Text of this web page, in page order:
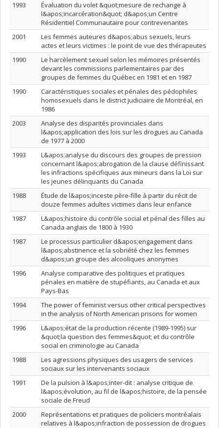
1993
Évaluation du volet &quot;mesure de rechange à
l&apos;incarcération&quot; d&apos;un Centre
Résidentiel Communautaire pour contrevenantes
2001
Les femmes auteures d&apos;abus sexuels, leurs
actes et leurs victimes : le point de vue des thérapeutes
1990
Le harcèlement sexuel selon les mémoires présentés
devant les commissions parlementaires par des
groupes de femmes du Québec en 1981 et en 1987
1990
Caractéristiques sociales et pénales des pédophiles
homosexuels dans le district judiciaire de Montréal, en
1986
2003
Analyse des disparités provinciales dans
l&apos;application des lois sur les drogues au Canada
de 1977 à 2000
1993
L&apos;analyse du discours des groupes de pression
concernant l&apos;abrogation de la clause définissant
les infractions spécifiques aux mineurs dans la Loi sur
les jeunes délinquants du Canada
1988
Étude de l&apos;inceste père-fille à partir du récit de
douze femmes adultes victimes dans leur enfance
1987
L&apos;histoire du contrôle social et pénal des filles au
Canada anglais de 1800 à 1930
1987
Le processus particulier d&apos;engagement dans
l&apos;abstinence et la sobriété chez les femmes
d&apos;un groupe des alcooliques anonymes
1996
Analyse comparative des politiques et pratiques
pénales en matière de stupéfiants, au Canada et aux
Pays-Bas
1994
The power of feminist versus other critical perspectives
in the analysis of North American prisons for women
1996
L&apos;état de la production récente (1989-1995) sur
&quot;la question des femmes&quot; et du contrôle
social en criminologie au Canada
1988
Les agressions physiques des usagers de services
sociaux sur les intervenants sociaux
1991
De la pulsion à l&apos;inter-dit : analyse critique de
l&apos;évolution, au fil de l&apos;histoire, de la pensée
sociale de Freud
2000
Représentations et pratiques de policiers montréalais
relatives à l&apos;infraction de possession de drogues